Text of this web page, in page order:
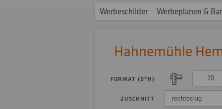
Werbeschilder Werbeplanen &
Hahnemühle
FORMAT (B*H)
ZUSCHNITT rechteckig